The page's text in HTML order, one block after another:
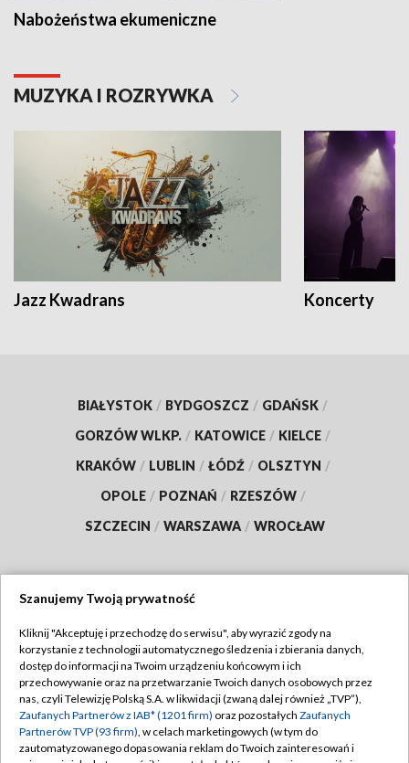
Nabożeństwa ekumeniczne
MUZYKA I ROZRYWKA
Jazz Kwadrans Koncerty
BIAŁYSTOK / BYDGOSZCZ / GDAŃSK /
GORZÓW WLKP. / KATOWICE / KIELCE /
KRAKÓW / LUBLIN / ŁÓDŹ / OLSZTYN /
OPOLE / POZNAŃ / RZESZÓW /
SZCZECIN / WARSZAWA / WROCŁAW
TVP
Abonament TVP
Emisja w TVP
Centrum informacji TVP
Regulamin TVP
Polityka prywatności
Moje zgody
Szanujemy Twoją prywatność
Kliknij "Akceptuję i przechodzę do serwisu", aby wyrazić zgody na
korzystanie z technologii automatycznego śledzenia i zbierania danych,
dostęp do informacji na Twoim urządzeniu końcowym i ich
przechowywanie oraz na przetwarzanie Twoich danych osobowych przez
nas, czyli Telewizję Polską S.A. w likwidacji (zwaną dalej również „TVP”),
Zaufanych Partnerów z IAB* (1201 firm) oraz pozostałych Zaufanych
Partnerów TVP (93 firm), w celach marketingowych (w tym do
zautomatyzowanego dopasowania reklam do Twoich zainteresowań i